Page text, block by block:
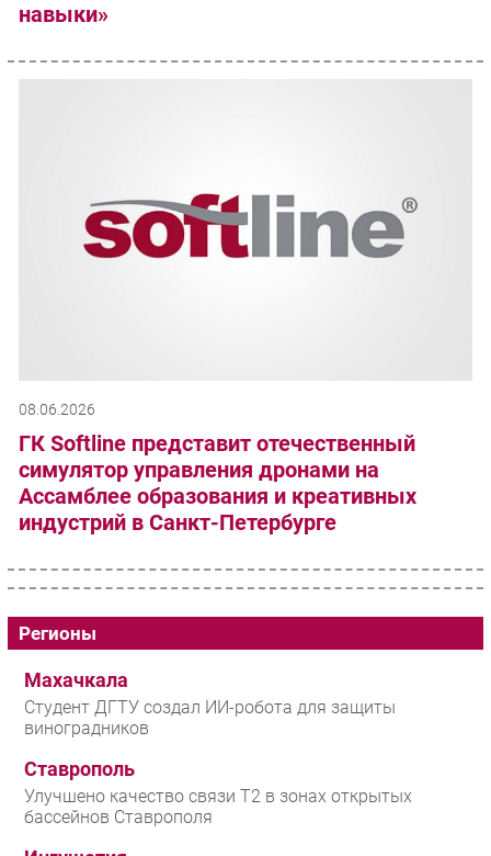
навыки»
08.06.2026
ГК Softline представит отечественный
симулятор управления дронами на
Ассамблее образования и креативных
индустрий в Санкт-Петербурге
Регионы
Махачкала
Студент ДГТУ создал ИИ-робота для защиты
виноградников
Ставрополь
Улучшено качество связи T2 в зонах открытых
бассейнов Ставрополя